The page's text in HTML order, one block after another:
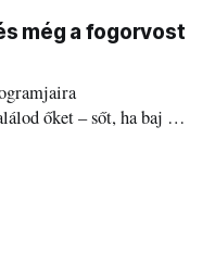
még a fogorvost
őket – sőt, ha baj van